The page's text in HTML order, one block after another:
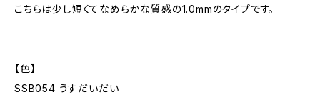
こちらは少し短くてなめらかな質感の1.0mmのタイプです。
【色】
SSB054 うすだいだい